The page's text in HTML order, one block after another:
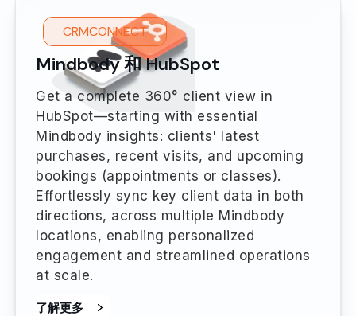
CRMCONNECT
Mindbody 和 HubSpot
Get a complete 360° client view in
HubSpot—starting with essential
Mindbody insights: clients' latest
purchases, recent visits, and upcoming
bookings (appointments or classes).
Effortlessly sync key client data in both
directions, across multiple Mindbody
locations, enabling personalized
engagement and streamlined operations
at scale.
了解更多